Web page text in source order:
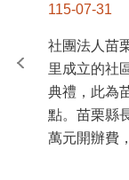
115-07-31
社團法人苗
里成立的社
典禮，此為
點。苗栗縣
萬元開辦費